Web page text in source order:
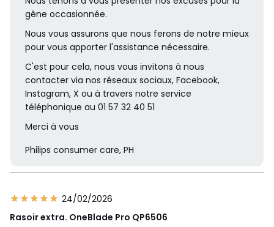
manche
Tête de rechange
Remplacer tous les 4 moi
s** ,QP210, QP220, QP23
0 ,QP610, QP620, QP41
0, QP420
Lame remplaçable s
Oui
Sabot
Sabot 20 hauteurs de co
gêne occasionnée.
Nous vous assurons que nous ferons de notre mieux
pour vous apporter l'assistance nécessaire.
C'est pour cela, nous vous invitons à nous
contacter via nos réseaux sociaux, Facebook,
Instagram, X ou à travers notre service
téléphonique au 01 57 32 40 51
Merci à vous
Philips consumer care, PH
24/02/2026
Rasoir extra. OneBlade Pro QP6506